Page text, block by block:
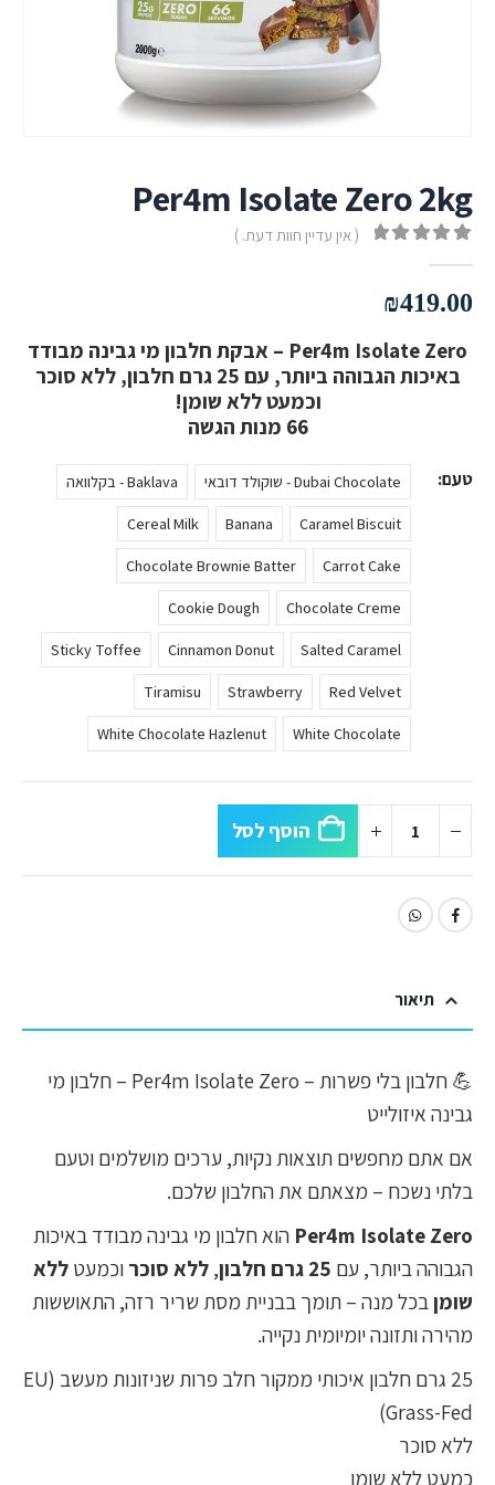
Per4m Isolate Zero 2kg
( אין עדיין חוות דעת. )
₪419.00
Per4m Isolate Zero – אבקת חלבון מי גבינה מבודד
באיכות הגבוהה ביותר, עם 25 גרם חלבון, ללא סוכר
וכמעט ללא שומן!
66 מנות הגשה
טעם Dubai Chocolate - שוקולד דובאי Baklava - בקלוואה
Caramel Biscuit
Banana
Cereal Milk
Carrot Cake
Chocolate Brownie Batter
Chocolate Creme
Cookie Dough
Salted Caramel
Cinnamon Donut
Sticky Toffee
Red Velvet
Strawberry
Tiramisu
White Chocolate
White Chocolate Hazlenut
הוסף לסל
תיאור
💪 חלבון בלי פשרות – Per4m Isolate Zero – חלבון מי
גבינה איזולייט
אם אתם מחפשים תוצאות נקיות, ערכים מושלמים וטעם
בלתי נשכח – מצאתם את החלבון שלכם.
Per4m Isolate Zero הוא חלבון מי גבינה מבודד באיכות
הגבוהה ביותר, עם 25 גרם חלבון ,ללא סוכרוכמעטללא
שומןבכל מנה – תומך בבניית מסת שריר רזה, התאוששות
מהירה ותזונה יומיומית נקייה.
25 גרם חלבון איכותי ממקור חלב פרות שניזונות מעשב (EU
Grass-Fed)
ללא סוכר
כמעט ללא שומן